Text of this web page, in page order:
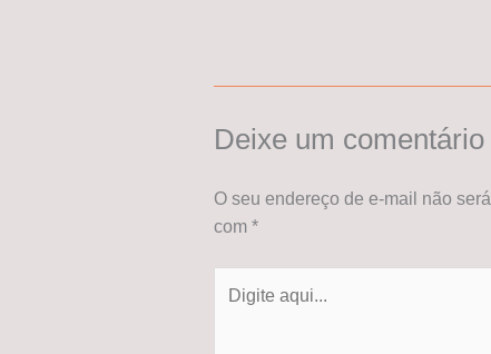
Deixe um comentário
O seu endereço de e-mail não
com *
aqui...